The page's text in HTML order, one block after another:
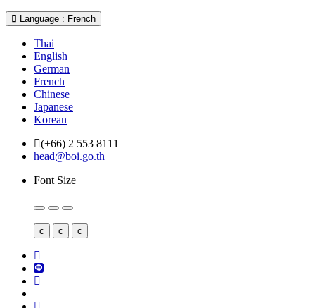
Language : French
Thai
English
German
French
Chinese
Japanese
Korean
(+66) 2 553 8111
head@boi.go.th
Font Size
c c c